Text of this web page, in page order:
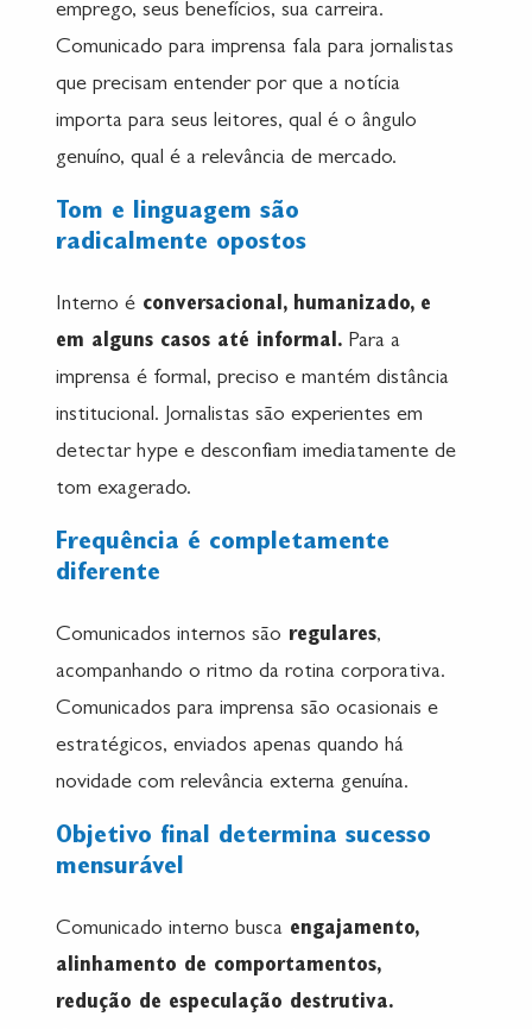
emprego, seus benefícios, sua carreira.
Comunicado para imprensa fala para jornalistas
que precisam entender por que a notícia
importa para seus leitores, qual é o ângulo
genuíno, qual é a relevância de mercado.
Tom e linguagem são
radicalmente opostos
Interno é conversacional, humanizado, e
em alguns casos até informal. Para a
imprensa é formal, preciso e mantém distância
institucional. Jornalistas são experientes em
detectar hype e desconfiam imediatamente de
tom exagerado.
Frequência é completamente
diferente
Comunicados internos são regulares,
acompanhando o ritmo da rotina corporativa.
Comunicados para imprensa são ocasionais e
estratégicos, enviados apenas quando há
novidade com relevância externa genuína.
Objetivo final determina sucesso
mensurável
Comunicado interno busca engajamento,
alinhamento de comportamentos,
redução de especulação destrutiva.